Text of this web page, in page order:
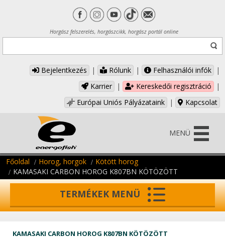
Horgász felszerelés, horgászcikk, horgász portál online
Bejelentkezés | Rólunk | Felhasználói infók
|
Karrier
| Kereskedői regisztráció
|
Európai Uniós Pályázataink
| Kapcsolat
MENÜ
Főoldal Horog, horgok
Kötött horog
KAMASAKI CARBON HOROG K807BN KÖTÖZÖTT
TERMÉKEK MENÜ
KAMASAKI CARBON HOROG K807BN KÖTÖZÖTT